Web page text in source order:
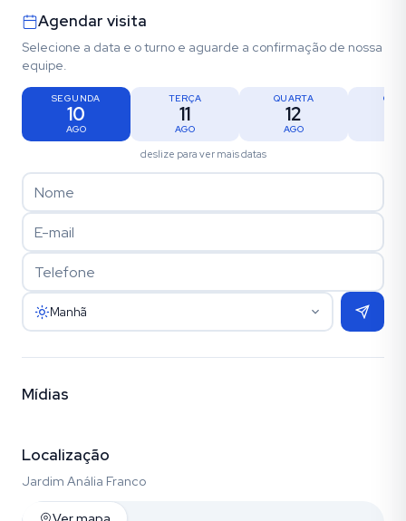
Agendar visita
Selecione a data e o turno e aguarde a confirmação de nossa
equipe.
SEGUNDA
10
AGO
TERÇA
11
AGO
QUARTA
12
AGO
deslize para ver mais datas
Manhã
Mídias
Localização
Jardim Anália Franco